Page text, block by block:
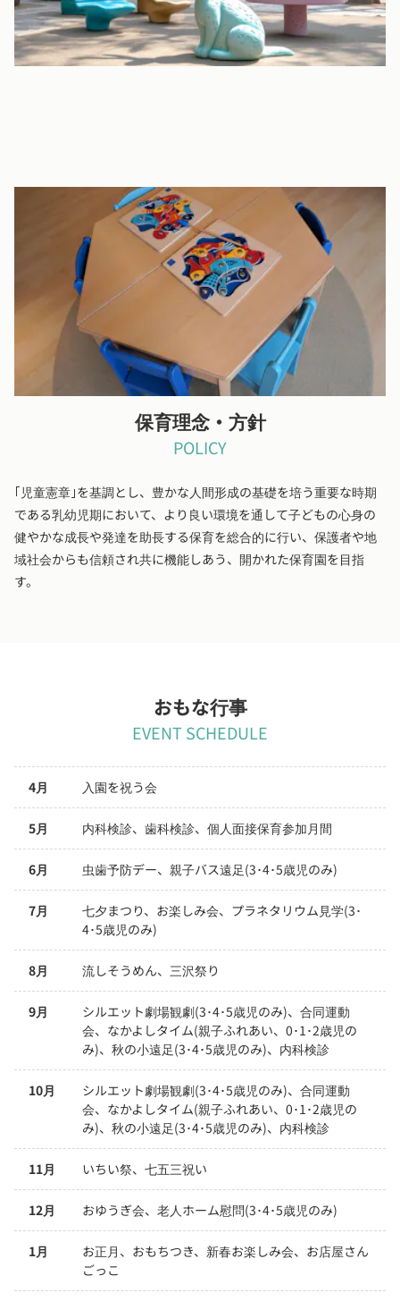
園舎裏には畑があり年少組から年長組までが、さつまいもやきゅ
うり、ミニトマトなど色々な野菜を育てています。
保育理念・方針
POLICY
｢児童憲章｣を基調とし、豊かな人間形成の基礎を培う重要な時期
である乳幼児期において、より良い環境を通して子どもの心身の
健やかな成長や発達を助長する保育を総合的に行い、保護者や地
域社会からも信頼され共に機能しあう、開かれた保育園を目指
す。
おもな行事
EVENT SCHEDULE
4月 入園を祝う会
5月 内科検診、歯科検診、個人面接保育参加月間
6月 虫歯予防デー、親子バス遠足(3･4･5歳児のみ)
7月
七夕まつり、お楽しみ会、プラネタリウム見学(3･
4･5歳児のみ)
8月 流しそうめん、三沢祭り
9月
シルエット劇場観劇(3･4･5歳児のみ)、合同運動
会、なかよしタイム(親子ふれあい、0･1･2歳児の
み)、秋の小遠足(3･4･5歳児のみ)、内科検診
10月
シルエット劇場観劇(3･4･5歳児のみ)、合同運動
会、なかよしタイム(親子ふれあい、0･1･2歳児の
み)、秋の小遠足(3･4･5歳児のみ)、内科検診
11月 いちい祭、七五三祝い
12月 おゆうぎ会、老人ホーム慰問(3･4･5歳児のみ)
1月
お正月、おもちつき、新春お楽しみ会、お店屋さん
ごっこ